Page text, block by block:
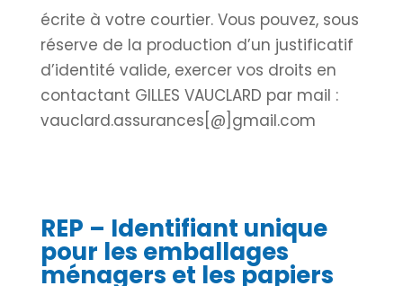
écrite à votre courtier. Vous pouvez, sous
réserve de la production d’un justificatif
d’identité valide, exercer vos droits en
contactant GILLES VAUCLARD par mail :
vauclard.assurances[@]gmail.com
REP – Identifiant unique
pour les emballages
ménagers et les papiers